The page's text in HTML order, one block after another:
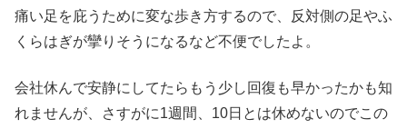
痛い足を庇うために変な歩き方するので、反対側の足やふ
くらはぎが攣りそうになるなど不便でしたよ。
会社休んで安静にしてたらもう少し回復も早かったかも知
れませんが、さすがに1週間、10日とは休めないのでこの